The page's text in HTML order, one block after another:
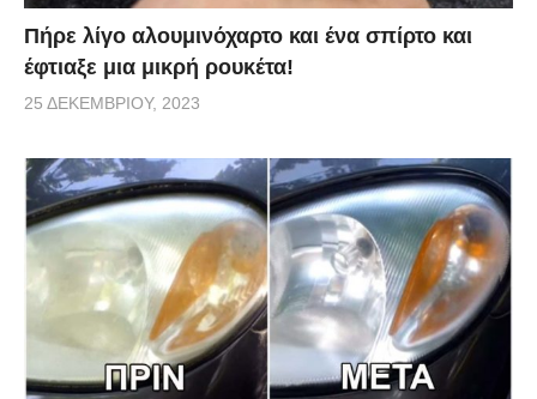
Πήρε λίγο αλουμινόχαρτο και ένα σπίρτο και
έφτιαξε μια μικρή ρουκέτα!
25 ΔΕΚΕΜΒΡΊΟΥ, 2023